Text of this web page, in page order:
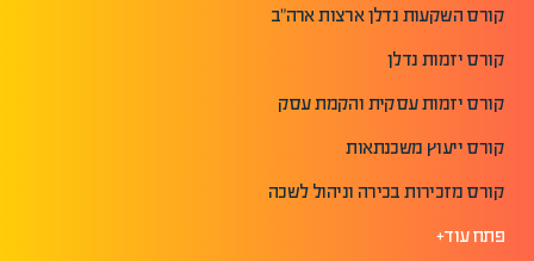
קורס השקעות נדלן ארצות ארה"ב
קורס יזמות נדלן
קורס יזמות עסקית והקמת עסק
קורס ייעוץ משכנתאות
קורס מזכירות בכירה וניהול לשכה
פתח עוד+